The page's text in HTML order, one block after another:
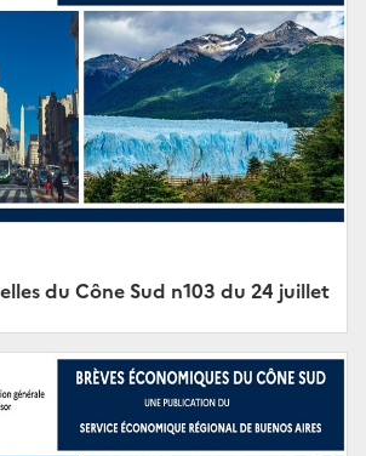
du Cône Sud n103 du 24 juillet